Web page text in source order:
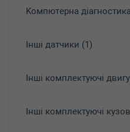
Koмпютepнa
Інші датчики (1)
Інші комплектуючі
Інші комплектуючі